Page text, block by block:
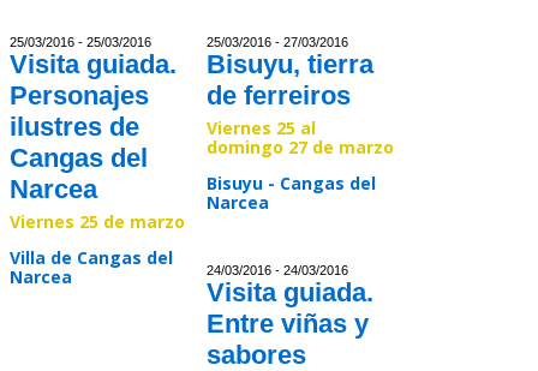
25/03/2016 - 25/03/2016
Visita guiada.
Personajes
ilustres de
Cangas del
Narcea
Viernes 25 de marzo
Villa de Cangas del
Narcea
25/03/2016 - 27/03/2016
Bisuyu, tierra
de ferreiros
Viernes 25 al
domingo 27 de marzo
Bisuyu - Cangas del
Narcea
24/03/2016 - 24/03/2016
Visita guiada.
Entre viñas y
sabores